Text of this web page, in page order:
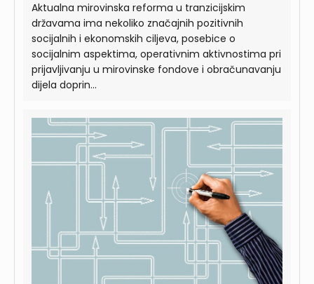
Aktualna mirovinska reforma u tranzicijskim
državama ima nekoliko značajnih pozitivnih
socijalnih i ekonomskih ciljeva, posebice o
socijalnim aspektima, operativnim aktivnostima pri
prijavljivanju u mirovinske fondove i obračunavanju
dijela doprin...